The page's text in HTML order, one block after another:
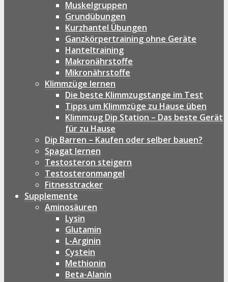
Muskelgruppen
Grundübungen
Kurzhantel Übungen
Ganzkörpertraining ohne Geräte
Hanteltraining
Makronährstoffe
Mikronährstoffe
Klimmzüge lernen
Die beste Klimmzugstange im Test
Tipps um Klimmzüge zu Hause üben
Klimmzug Dip Station – Das beste Gerät
für zu Hause
Dip Barren – Kaufen oder selber bauen?
Spagat lernen
Testosteron steigern
Testosteronmangel
Fitnesstracker
Supplemente
Aminosäuren
Lysin
Glutamin
L-Arginin
Cystein
Methionin
Beta-Alanin